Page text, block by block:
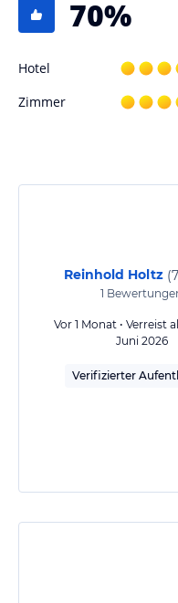
- Verfasst von
Angebotsdetails des
Gewähr und ohne
70%
Hotel
Zimmer
Reinhold Holtz (
1
Vor 1 Monat • Verreist
Juni 2026
Verifizierter